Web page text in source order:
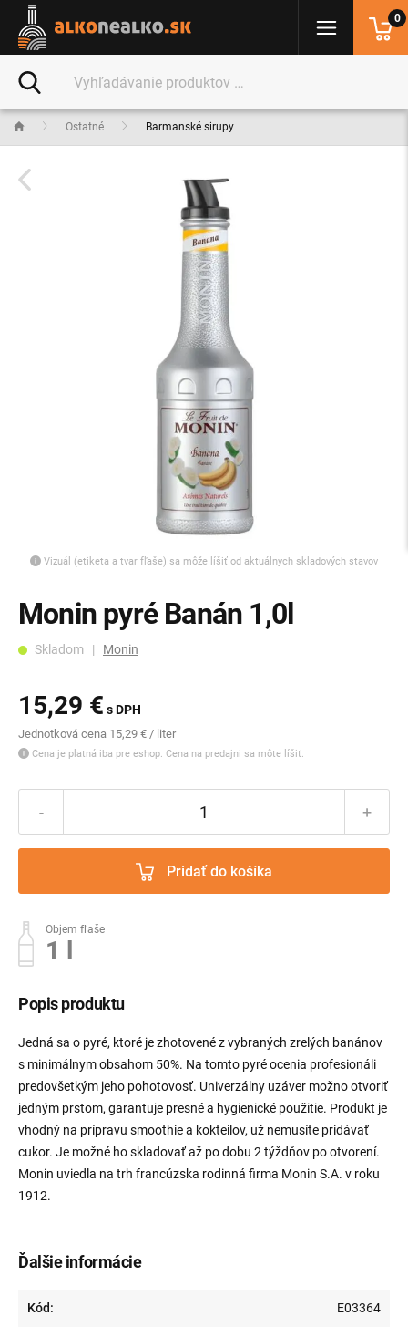
Ostatné Barmanské sirupy
Vizuál (etiketa a tvar fľaše) sa môže líšiť od aktuálnych skladových stavov
Monin pyré Banán 1,0l
Skladom | Monin
15,29 € s DPH
Jednotková cena 15,29 € / liter
Cena je platná iba pre eshop. Cena na predajni sa môte líšiť.
- +
Pridať do košíka
Objem fľaše
1 l
Ďalšie informácie
Kód: E03364
Popis produktu
Jedná sa o pyré, ktoré je zhotovené z vybraných zrelých banánov
s minimálnym obsahom 50%. Na tomto pyré ocenia profesionáli
predovšetkým jeho pohotovosť. Univerzálny uzáver možno otvoriť
jedným prstom, garantuje presné a hygienické použitie. Produkt je
vhodný na prípravu smoothie a kokteilov, už nemusíte pridávať
cukor. Je možné ho skladovať až po dobu 2 týždňov po otvorení.
Monin uviedla na trh francúzska rodinná firma Monin S.A. v roku
1912.
0